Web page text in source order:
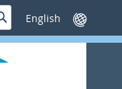
SucheSprache
wechseln